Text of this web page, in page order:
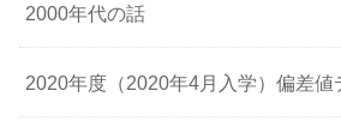
2000年代の話
2020年度（2020年4月入学）偏差値